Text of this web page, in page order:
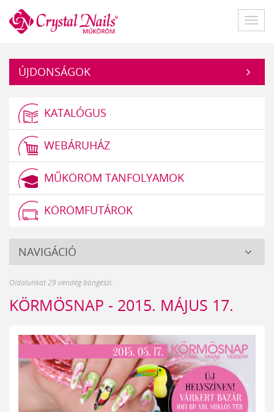
Műköröm
ÚJDONSÁGOK
KATALÓGUS
WEBÁRUHÁZ
MŰKÖRÖM TANFOLYAMOK
KÖRÖMFUTÁROK
Crystal
NAVIGÁCIÓ
Oldalunkat 29 vendég böngészi.
KÖRMÖSNAP - 2015. MÁJUS 17.